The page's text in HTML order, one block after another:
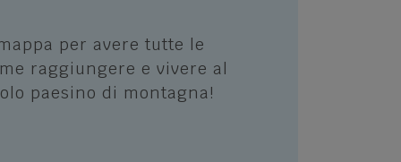
per avere tutte le
raggiungere e vivere al
paesino di montagna!